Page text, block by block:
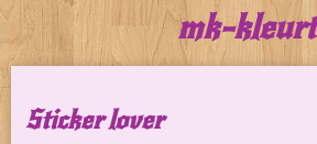
direct
de
mk-kleurt
Sticker lover